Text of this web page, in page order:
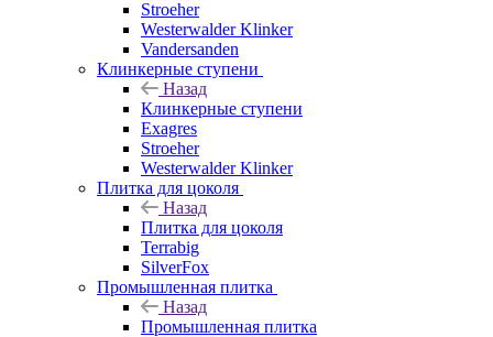
Stroeher
Westerwalder Klinker
Vandersanden
Клинкерные ступени
Назад
Клинкерные ступени
Exagres
Stroeher
Westerwalder Klinker
Плитка для цоколя
Назад
Плитка для цоколя
Terrabig
SilverFox
Промышленная плитка
Назад
Промышленная плитка